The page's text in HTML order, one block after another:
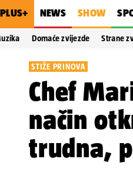
PLUS+ NEWS SHOW
Domaće zvijezde Strane
STIŽE PRINOVA
Chef
način
trudna,